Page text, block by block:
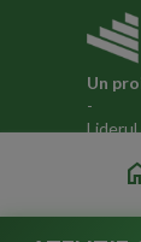
Un
-
Liderul